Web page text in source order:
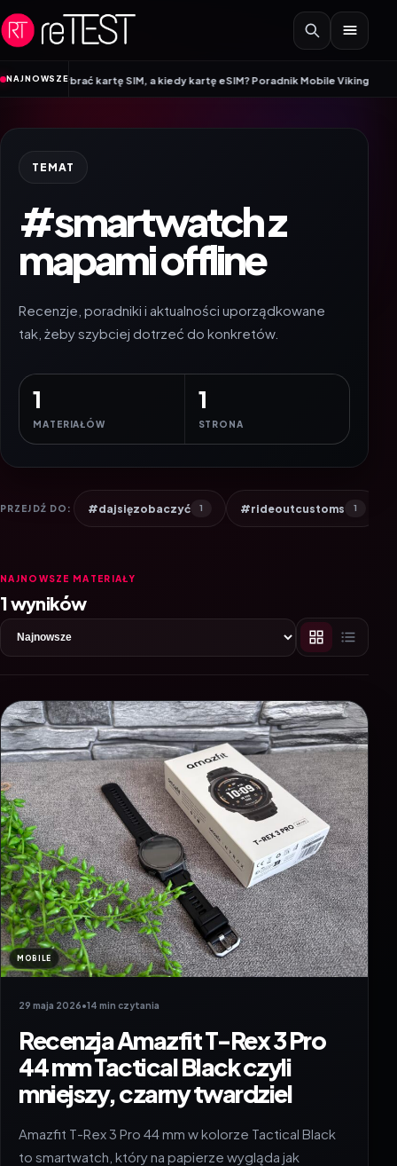
Przejdź do treści
NAJNOWSZE
wybrać kartę SIM, a kiedy kartę eSIM? Poradnik Mobile Vikings•Wracamy
TEMAT
#smartwatch z
mapami offline
Recenzje, poradniki i aktualności uporządkowane
tak, żeby szybciej dotrzeć do konkretów.
1
MATERIAŁÓW
1
STRONA
PRZEJDŹ DO: #dajsięzobaczyć 1 #rideoutcustoms 1
NAJNOWSZE MATERIAŁY
1 wyników
MOBILE
29 maja 2026•14 min czytania
Recenzja Amazfit T-Rex 3 Pro
44 mm Tactical Black czyli
mniejszy, czarny twardziel
Amazfit T-Rex 3 Pro 44 mm w kolorze Tactical Black
to smartwatch, który na papierze wygląda jak